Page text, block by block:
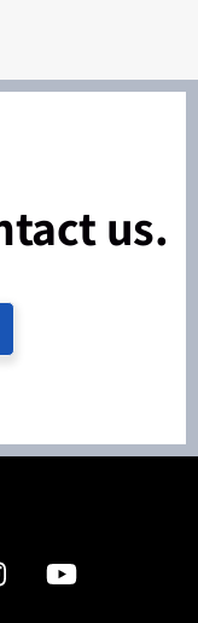
us.